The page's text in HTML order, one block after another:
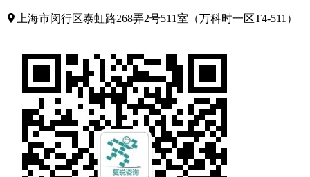
上海市闵行区泰虹路268弄2号511室（万科时一区T4-511）